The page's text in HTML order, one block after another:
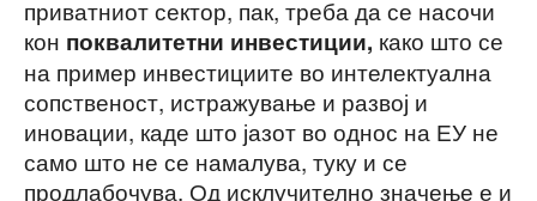
приватниот сектор, пак, треба да се насочи
кон поквалитетни инвестиции, како што се
на пример инвестициите во интелектуална
сопственост, истражување и развој и
иновации, каде што јазот во однос на ЕУ не
само што не се намалува, туку и се
продлабочува. Од исклучително значење е и